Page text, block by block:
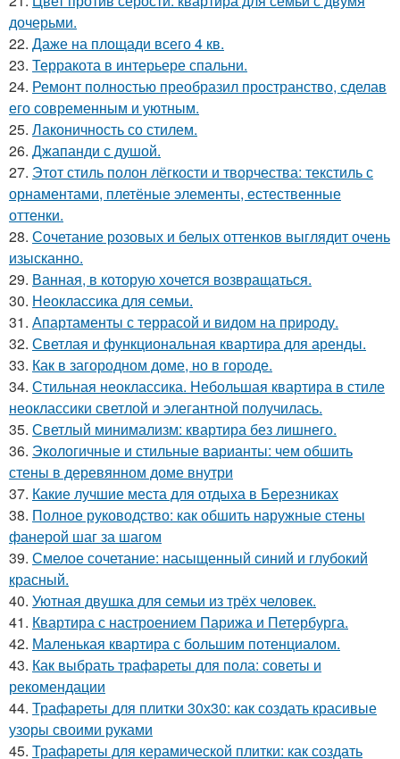
дочерьми.
22. Даже на площади всего 4 кв.
23. Терракота в интерьере спальни.
24. Ремонт полностью преобразил пространство, сделав
его современным и уютным.
25. Лаконичность со стилем.
26. Джапанди с душой.
27. Этот стиль полон лёгкости и творчества: текстиль с
орнаментами, плетёные элементы, естественные
оттенки.
28. Сочетание розовых и белых оттенков выглядит очень
изысканно.
29. Ванная, в которую хочется возвращаться.
30. Неоклассика для семьи.
31. Апартаменты с террасой и видом на природу.
32. Светлая и функциональная квартира для аренды.
33. Как в загородном доме, но в городе.
34. Стильная неоклассика. Небольшая квартира в стиле
неоклассики светлой и элегантной получилась.
35. Светлый минимализм: квартира без лишнего.
36. Экологичные и стильные варианты: чем обшить
стены в деревянном доме внутри
37. Какие лучшие места для отдыха в Березниках
38. Полное руководство: как обшить наружные стены
фанерой шаг за шагом
39. Смелое сочетание: насыщенный синий и глубокий
красный.
40. Уютная двушка для семьи из трёх человек.
41. Квартира с настроением Парижа и Петербурга.
42. Маленькая квартира с большим потенциалом.
43. Как выбрать трафареты для пола: советы и
рекомендации
44. Трафареты для плитки 30х30: как создать красивые
узоры своими руками
45. Трафареты для керамической плитки: как создать